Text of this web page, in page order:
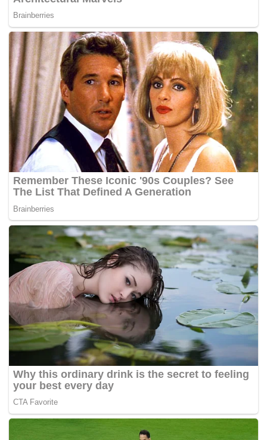
terhadap vaksin AstraZeneca dan mengesahkan bahawa
manfaat vaksin itu dalam mencegah Covid-19 secara
keseluruhan melebihi, risiko kesan sampingannya.
Agensi Kesatuan Eropah (EU) itu mengingatkan para
profesional penjagaan kesihatan dan penerima vaksin
supaya terus berwaspada mengenai kemungkinan adanya
kes pembekuan darah yang sangat jarang berlaku dan
kombinasi kadar platelet darah rendah yang terjadi dalam
tempoh dua minggu selepas divaksinasi.
“Setakat ini, sebahagian besar kes yang dilaporkan
berlaku pada wanita berusia bawah 60 tahun dalam
tempoh dua minggu menerima vaksin. Berdasarkan
bukti yang ada kini, faktor risiko tertentu belum dapat
disahkan,”katanya dalam satu kenyataan yang dimuat
naik di laman webnya.
Jawatankuasa itu memaklumkan bahawa ia mengkaji 62
kes trombosis sinus vena serebrum dan 24 kes trombosis
vena splanchnik yang dilaporkan dalam pangkalan data
keselamatan ubat EU pada 22 Mac, dengan 25 juta orang
menerima vaksin dan 18 daripada mereka maut.
PRAC juga mempertimbangkan semua bukti yang ada
sekarang, termasuk nasihat daripada kumpulan pakar ad
hoc. – BERNAMA
vaksin covid-19